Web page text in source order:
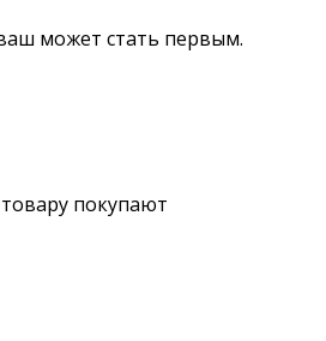
может стать первым.
покупают